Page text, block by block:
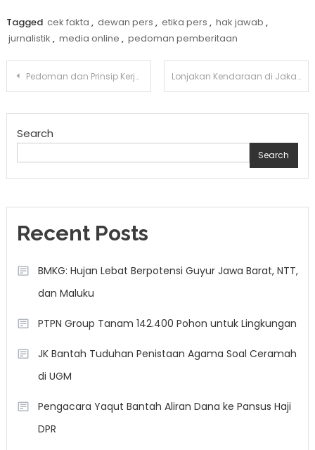
Tagged cek fakta , dewan pers , etika pers , hak jawab ,
jurnalistik , media online , pedoman pemberitaan
Post
navigation
Pedoman dan Prinsip Kerja Media Siber yang Profesional Lonjakan Kendaraan di Jakarta Capai 734.795 Unit di 2025
Search
Search
Recent Posts
BMKG: Hujan Lebat Berpotensi Guyur Jawa Barat, NTT,
dan Maluku
PTPN Group Tanam 142.400 Pohon untuk Lingkungan
JK Bantah Tuduhan Penistaan Agama Soal Ceramah
di UGM
Pengacara Yaqut Bantah Aliran Dana ke Pansus Haji
DPR